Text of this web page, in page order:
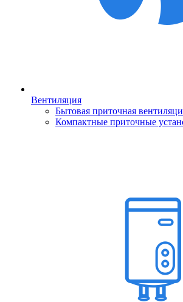
Вентиляция
Бытовая приточная
Компактные приточные